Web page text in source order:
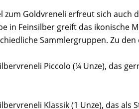
zum Goldvreneli erfreut sich auch
in Feinsilber greift das ikonische
Sammlergruppen. Zu
Piccolo (¼ Unze), das
Klassik (1 Unze), das